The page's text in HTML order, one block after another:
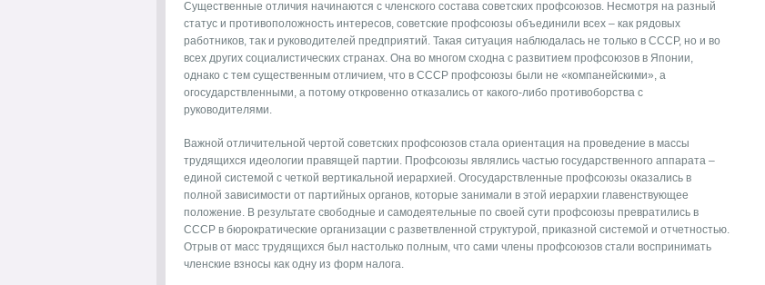
Существенные отличия начинаются с членского состава советских профсоюзов. Несмотря на разный
статус и противоположность интересов, советские профсоюзы объединили всех – как рядовых
работников, так и руководителей предприятий. Такая ситуация наблюдалась не только в СССР, но и во
всех других социалистических странах. Она во многом сходна с развитием профсоюзов в Японии,
однако с тем существенным отличием, что в СССР профсоюзы были не «компанейскими», а
огосударствленными, а потому откровенно отказались от какого-либо противоборства с
руководителями.
Важной отличительной чертой советских профсоюзов стала ориентация на проведение в массы
трудящихся идеологии правящей партии. Профсоюзы являлись частью государственного аппарата –
единой системой с четкой вертикальной иерархией. Огосударствленные профсоюзы оказались в
полной зависимости от партийных органов, которые занимали в этой иерархии главенствующее
положение. В результате свободные и самодеятельные по своей сути профсоюзы превратились в
СССР в бюрократические организации с разветвленной структурой, приказной системой и отчетностью.
Отрыв от масс трудящихся был настолько полным, что сами члены профсоюзов стали воспринимать
членские взносы как одну из форм налога.